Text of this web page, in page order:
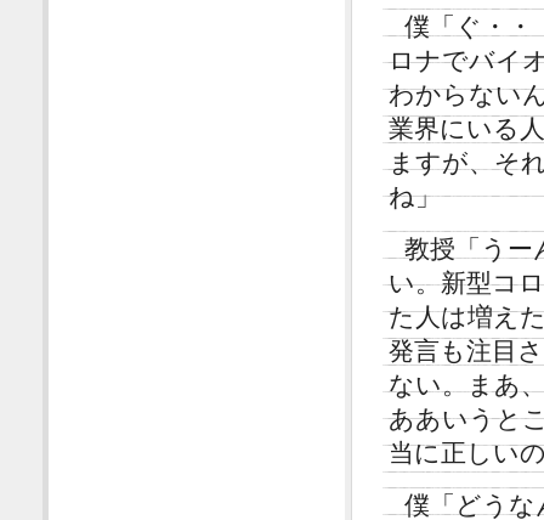
僕「ぐ・・
ロナでバイ
わからない
業界にいる
ますが、そ
ね」
教授「うー
い。新型コ
た人は増え
発言も注目
ない。まあ
ああいうと
当に正しい
僕「どう